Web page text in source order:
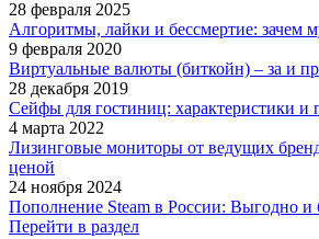
28 февраля 2025
Алгоритмы, лайки и бессмертие: зачем
9 февраля 2020
Виртуальные валюты (биткойн) – за и
28 декабря 2019
Сейфы для гостиниц: характеристики и
4 марта 2022
Лизинговые мониторы от ведущих
ценой
24 ноября 2024
Пополнение Steam в России: Выгодно и
Перейти в раздел